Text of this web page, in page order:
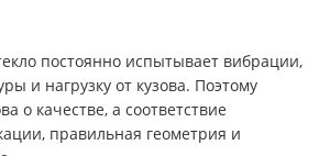
постоянно испытывает вибрации,
и нагрузку от кузова. Поэтому
о качестве, а соответствие
правильная геометрия и